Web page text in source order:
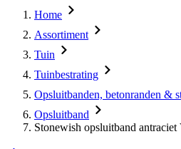
Home
Assortiment
Tuin
Tuinbestrating
Opsluitbanden, betonranden &
Opsluitband
Stonewish opsluitband